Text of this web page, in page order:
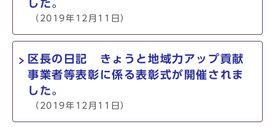
した。
（2019年12月11日）
区長の日記 きょうと地域力アップ貢献
事業者等表彰に係る表彰式が開催されま
した。
（2019年12月11日）